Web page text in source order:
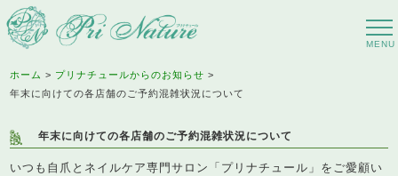
ホーム
プリナチュールからのお知らせ
年末に向けての各店舗のご予約混雑状況について
年末に向けての各店舗のご予約混雑状況について
いつも自爪とネイルケア専門サロン「プリナチュール」をご愛顧い